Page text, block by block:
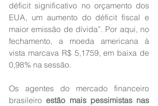
déficit significativo no orçamento dos
EUA, um aumento do déficit fiscal e
maior emissão de dívida”. Por aqui, no
fechamento, a moeda americana à
vista marcava R$ 5,1759, em baixa de
0,98% na sessão.
Os agentes do mercado financeiro
brasileiro estão mais pessimistas nas